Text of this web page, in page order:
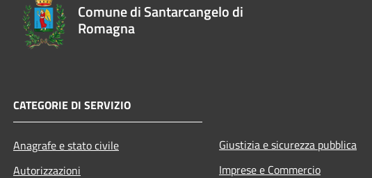
Comune di Santarcangelo di
Romagna
CATEGORIE DI SERVIZIO
Anagrafe e stato civile
Autorizzazioni
Giustizia e sicurezza pubblica
Imprese e Commercio